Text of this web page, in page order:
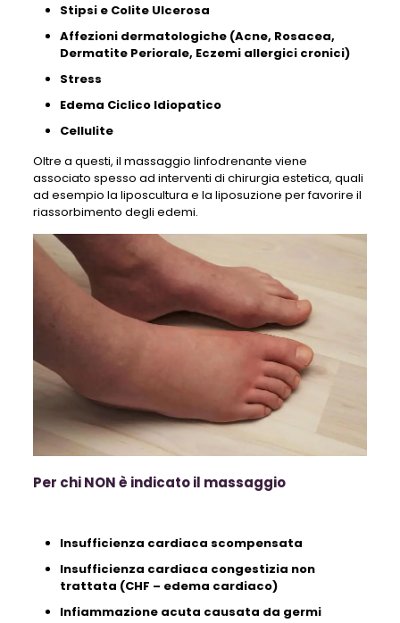
Stipsi e Colite Ulcerosa
Affezioni dermatologiche (Acne, Rosacea,
Dermatite Periorale, Eczemi allergici cronici)
Stress
Edema Ciclico Idiopatico
Cellulite
Oltre a questi, il massaggio linfodrenante viene
associato spesso ad interventi di chirurgia estetica, quali
ad esempio la liposcultura e la liposuzione per favorire il
riassorbimento degli edemi.
Per chi NON è indicato il massaggio
Insufficienza cardiaca scompensata
Insufficienza cardiaca congestizia non
trattata (CHF – edema cardiaco)
Infiammazione acuta causata da germi